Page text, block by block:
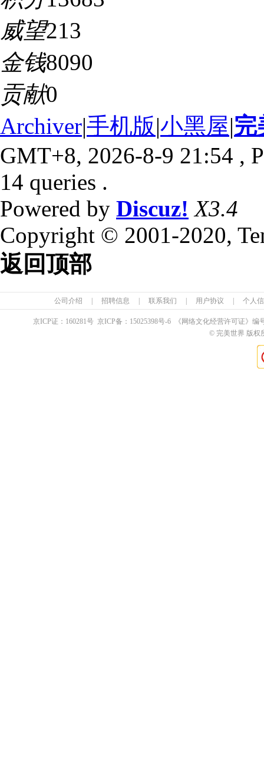
威望213
金钱8090
贡献0
Archiver|手机版|小黑屋|完
GMT+8, 2026-8-9 21:54 ,
14 queries .
Powered by Discuz! X3.4
Copyright © 2001-2020,
返回顶部
公司介绍 招聘信息 联系我们 用户协议 个人
京ICP证： 160281号 京ICP备： 15025398号-6 《网络文化经营许可证》编
© 完美世界 版权